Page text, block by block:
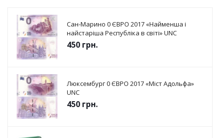
Сан-Марино 0 ЄВРО 2017 «Найменша і
найстаріша Республіка в світі» UNC
450 грн.
Люксембург 0 ЄВРО 2017 «Міст Адольфа»
UNC
450 грн.